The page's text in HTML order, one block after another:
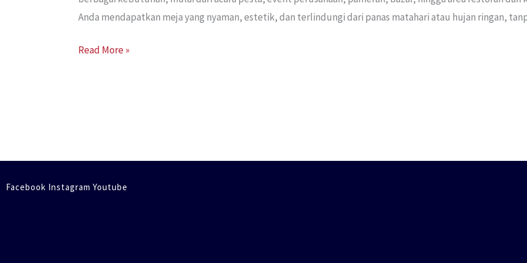
Anda mendapatkan meja yang nyaman, estetik, dan terlindungi dari panas matahari atau hujan ringan,
Read More »
Facebook Instagram Youtube